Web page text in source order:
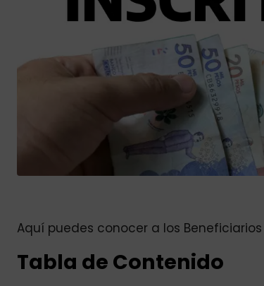
Aquí puedes conocer a los
Tabla de Contenido